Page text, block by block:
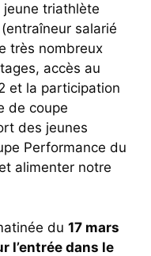
triathlète
salarié
très nombreux
accès au
et la participation
de coupe
des jeunes
Performance du
alimenter notre
du 17 mars
l’entrée dans le